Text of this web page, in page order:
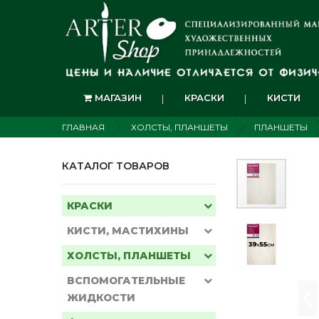
МАГАЗИН КРАСКИ КИСТИ
ГЛАВНАЯ ХОЛСТЫ, ПЛАНШЕТЫ ПЛАНШЕТЫ
КАТАЛОГ ТОВАРОВ
КРАСКИ
КИСТИ, МАСТИХИНЫ
ХОЛСТЫ, ПЛАНШЕТЫ
ВСПОМОГАТЕЛЬНЫЕ
ЖИДКОСТИ